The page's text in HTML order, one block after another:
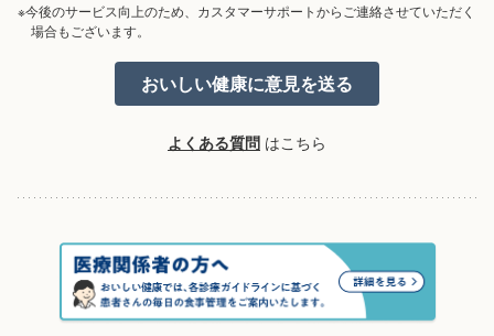
※今後のサービス向上のため、カスタマーサポートからご連絡させていただく
場合もございます。
よくある質問 はこちら